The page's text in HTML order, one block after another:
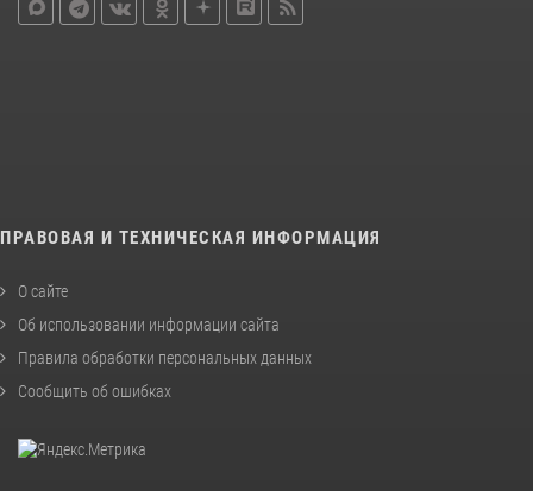
ПРАВОВАЯ И ТЕХНИЧЕСКАЯ ИНФОРМАЦИЯ
О сайте
Об использовании информации сайта
Правила обработки персональных данных
Сообщить об ошибках